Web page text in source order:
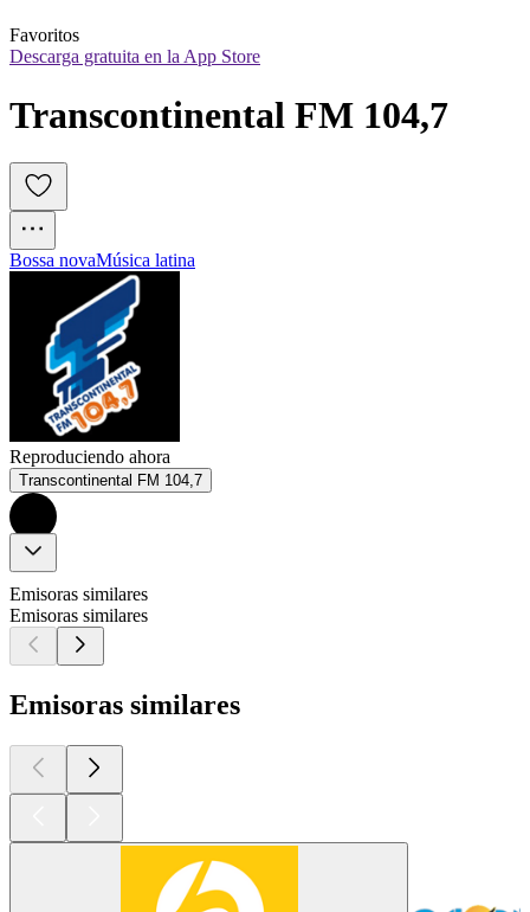
Favoritos
Descarga gratuita en la App Store
Transcontinental FM 104,7
Bossa novaMúsica latina
Reproduciendo ahora
Transcontinental FM 104,7
Emisoras similares
Emisoras similares
Emisoras similares